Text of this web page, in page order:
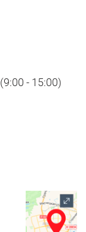
- 15:00)